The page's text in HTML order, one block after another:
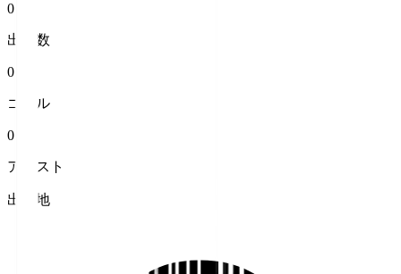
0
出場数
0
ゴール
0
アシスト
出身地